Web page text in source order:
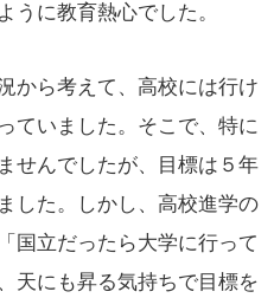
うに教育熱心でした。
から考えて、高校には行け
ていました。そこで、特に
せんでしたが、目標は５年
した。しかし、高校進学の
国立だったら大学に行って
天にも昇る気持ちで目標を